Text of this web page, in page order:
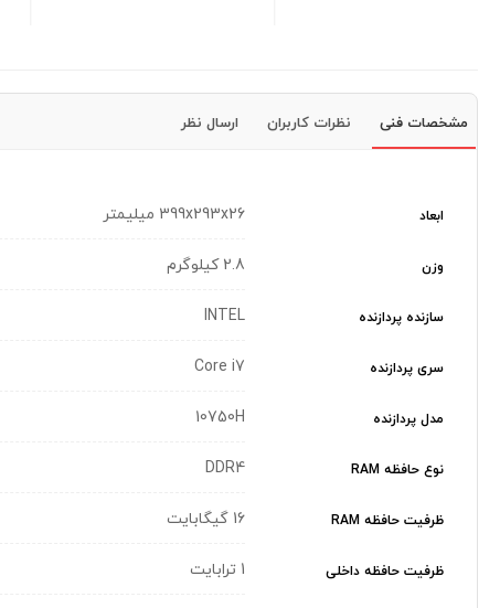
مشخصات فنی نظرات کاربران ارسال نظر
ابعاد 399x293x26 ميليمتر
وزن 2.8 کیلوگرم
سازنده پردازنده INTEL
سری پردازنده Core i7
مدل پردازنده 10750H
نوع حافظه RAM DDR4
ظرفیت حافظه RAM 16 گیگابایت
ظرفیت حافظه داخلی 1 ترابایت